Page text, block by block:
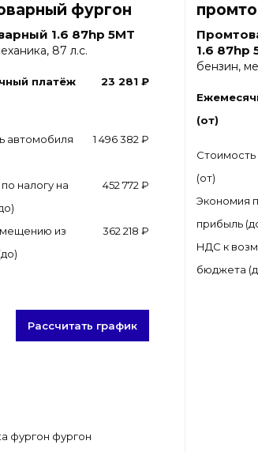
фургон
1.6 87hp 5MT
87 л.с.
платёж
23 281 ₽
автомобиля
1 496 382 ₽
налогу на
452 772 ₽
из
362 218 ₽
Рассчитать график
1.6 87hp
бензин,
(от)
(от)
Экономия
прибыль
НДС к
бюджета